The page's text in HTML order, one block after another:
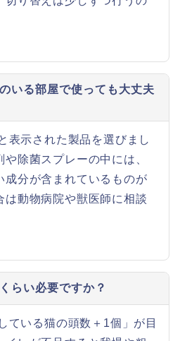
いる部屋で使っても大丈夫
表示された製品を選びまし
除菌スプレーの中には、
成分が含まれているものが
は動物病院や獣医師に相談
らい必要ですか？
ている猫の頭数＋1個」が目